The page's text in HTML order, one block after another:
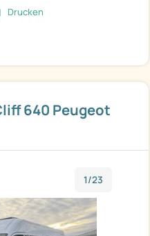
640 Peugeot
1/23
Drucken